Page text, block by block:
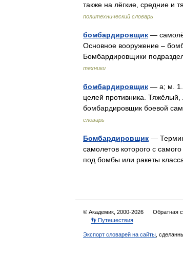
также на лёгкие, средние
политехнический словарь
бомбардировщик —
Основное вооружение –
Бомбардировщики
техники
бомбардировщик — а; м. 1.
целей противника.
бомбардировщик боевой
словарь
Бомбардировщик — Термин
самолетов которого с
под бомбы или ракеты
© Академик, 2000-2026 Обратная
👣 Путешествия
Экспорт словарей на сайты ,